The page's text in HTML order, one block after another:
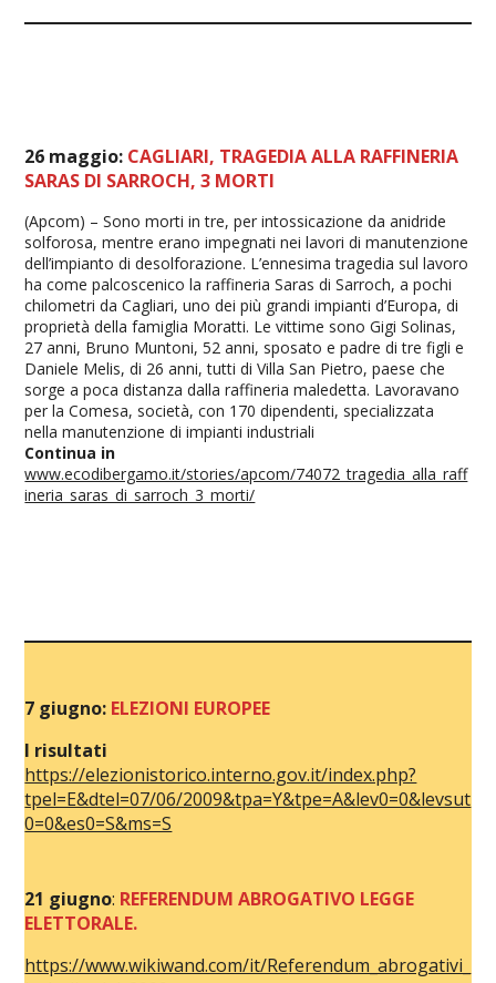
26 maggio: CAGLIARI, TRAGEDIA ALLA RAFFINERIA
SARAS DI SARROCH, 3 MORTI
(Apcom) – Sono morti in tre, per intossicazione da anidride
solforosa, mentre erano impegnati nei lavori di manutenzione
dell’impianto di desolforazione. L’ennesima tragedia sul lavoro
ha come palcoscenico la raffineria Saras di Sarroch, a pochi
chilometri da Cagliari, uno dei più grandi impianti d’Europa, di
proprietà della famiglia Moratti. Le vittime sono Gigi Solinas,
27 anni, Bruno Muntoni, 52 anni, sposato e padre di tre figli e
Daniele Melis, di 26 anni, tutti di Villa San Pietro, paese che
sorge a poca distanza dalla raffineria maledetta. Lavoravano
per la Comesa, società, con 170 dipendenti, specializzata
nella manutenzione di impianti industriali
Continua in
www.ecodibergamo.it/stories/apcom/74072_tragedia_alla_raff
ineria_saras_di_sarroch_3_morti/
7 giugno: ELEZIONI EUROPEE
I risultati
https://elezionistorico.interno.gov.it/index.php?
tpel=E&dtel=07/06/2009&tpa=Y&tpe=A&lev0=0&levsut
0=0&es0=S&ms=S
21 giugno: REFERENDUM ABROGATIVO LEGGE
ELETTORALE.
https://www.wikiwand.com/it/Referendum_abrogativi_